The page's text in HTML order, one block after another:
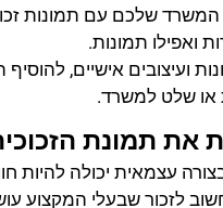
שלכם עם תמונות
ואפילו תמונות.
ועיצובים אישיים,
או שלט למשרד.
את תמונת
עצמאית יכולה להיות
לזכור שבעלי המקצוע